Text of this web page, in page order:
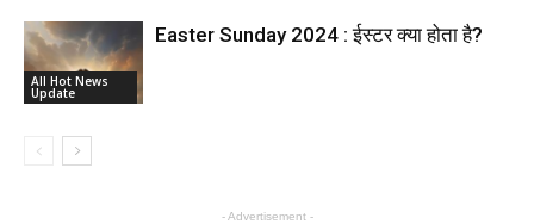
All Hot News
Update
Easter Sunday 2024 : ईस्टर क्या होता है?
- Advertisement -